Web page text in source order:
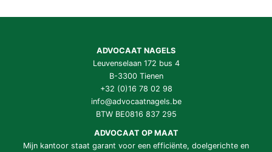
ADVOCAAT NAGELS
Leuvenselaan 172 bus 4
B-3300 Tienen
+32 (0)16 78 02 98
info@advocaatnagels.be
BTW BE0816 837 295
ADVOCAAT OP MAAT
Mijn kantoor staat garant voor een efficiënte, doelgerichte en